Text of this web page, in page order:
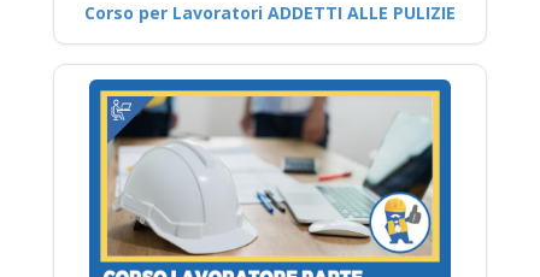
Corso per Lavoratori ADDETTI ALLE PULIZIE